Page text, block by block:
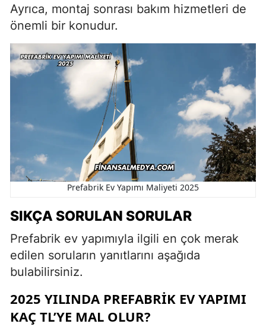
Ayrıca, montaj sonrası bakım hizmetleri de
önemli bir konudur.
Prefabrik Ev Yapımı Maliyeti 2025
SIKÇA SORULAN SORULAR
Prefabrik ev yapımıyla ilgili en çok merak
edilen soruların yanıtlarını aşağıda
bulabilirsiniz.
2025 YILINDA PREFABRIK EV YAPIMI
KAÇ TL’YE MAL OLUR?